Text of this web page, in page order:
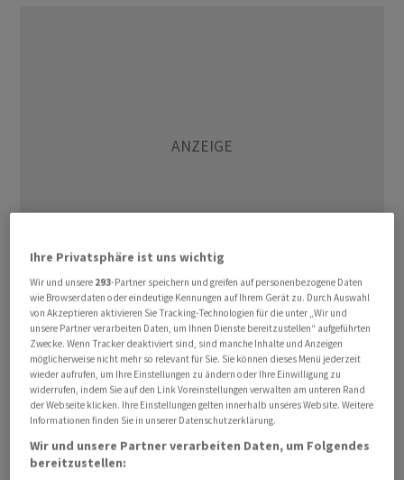
Georg Fischerschlägt Christopher Guerin zur Zuwahl in
den Verwaltungsrat vor. Der französische Staatsbürger
(Jahrgang 1972) verfüge über umfangreiche
internationale Führungserfahrung im globalen
Industrie- und Infrastruktursektor, heisst es in einer
Mitteilung vom Mittwoch.
Er war von 2018 bis Oktober 2025 Group CEO von Nexans.
Ihre Privatsphäre ist uns wichtig
Wir und unsere 293-Partner speichern und greifen auf personenbezogene Daten
wie Browserdaten oder eindeutige Kennungen auf Ihrem Gerät zu. Durch Auswahl
von Akzeptieren aktivieren Sie Tracking-Technologien für die unter „Wir und
unsere Partner verarbeiten Daten, um Ihnen Dienste bereitzustellen“ aufgeführten
Zwecke. Wenn Tracker deaktiviert sind, sind manche Inhalte und Anzeigen
möglicherweise nicht mehr so relevant für Sie. Sie können dieses Menü jederzeit
wieder aufrufen, um Ihre Einstellungen zu ändern oder Ihre Einwilligung zu
widerrufen, indem Sie auf den Link Voreinstellungen verwalten am unteren Rand
der Webseite klicken. Ihre Einstellungen gelten innerhalb unseres Website. Weitere
Informationen finden Sie in unserer Datenschutzerklärung.
Wir und unsere Partner verarbeiten Daten, um Folgendes
bereitzustellen: